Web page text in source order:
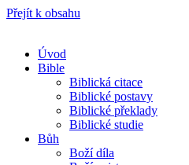
Přejít k obsahu
Úvod
Bible
Biblická citace
Biblické postavy
Biblické překlady
Biblické studie
Bůh
Boží díla